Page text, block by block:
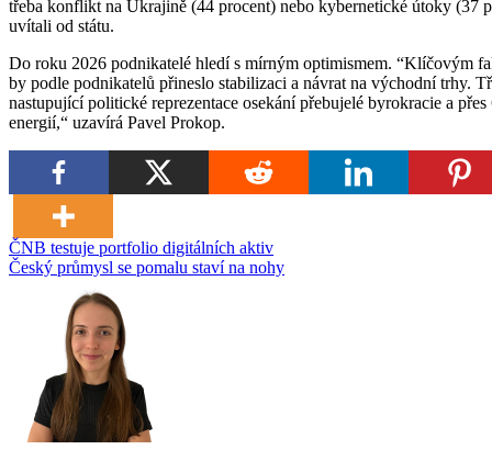
třeba konflikt na Ukrajině (44 procent) nebo kybernetické útoky (37
uvítali od státu.
Do roku 2026 podnikatelé hledí s mírným optimismem. “Klíčovým
by podle podnikatelů přineslo stabilizaci a návrat na východní trhy.
nastupující politické reprezentace osekání přebujelé byrokracie a
energií,“ uzavírá Pavel Prokop.
Navigace
pro
příspěvek
ČNB testuje portfolio digitálních aktiv
Český průmysl se pomalu staví na nohy